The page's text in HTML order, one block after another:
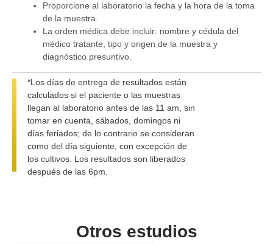
Proporcione al laboratorio la fecha y la hora de la toma
de la muestra.
La orden médica debe incluir: nombre y cédula del
médico tratante, tipo y origen de la muestra y
diagnóstico presuntivo.
*Los días de entrega de resultados están
calculados si el paciente o las muestras
llegan al laboratorio antes de las 11 am, sin
tomar en cuenta, sábados, domingos ni
días feriados; de lo contrario se consideran
como del día siguiente, con excepción de
los cultivos. Los resultados son liberados
después de las 6pm.
Otros estudios